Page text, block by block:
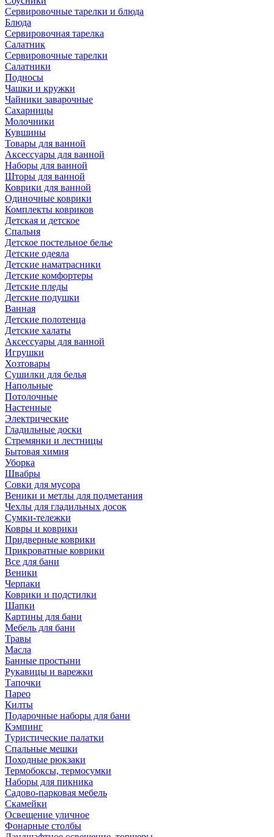
Сервировочные тарелки и блюда
Блюда
Сервировочная тарелка
Салатник
Сервировочные тарелки
Салатники
Подносы
Чашки и кружки
Чайники заварочные
Сахарницы
Молочники
Кувшины
Товары для ванной
Аксессуары для ванной
Наборы для ванной
Шторы для ванной
Коврики для ванной
Одиночные коврики
Комплекты ковриков
Детская и детское
Спальня
Детское постельное белье
Детские одеяла
Детские наматрасники
Детские комфортеры
Детские пледы
Детские подушки
Ванная
Детские полотенца
Детские халаты
Аксессуары для ванной
Игрушки
Хозтовары
Сушилки для белья
Напольные
Потолочные
Настенные
Электрические
Гладильные доски
Стремянки и лестницы
Бытовая химия
Уборка
Швабры
Совки для мусора
Веники и метлы для подметания
Чехлы для гладильных досок
Сумки-тележки
Ковры и коврики
Придверные коврики
Прикроватные коврики
Все для бани
Веники
Черпаки
Коврики и подстилки
Шапки
Картины для бани
Мебель для бани
Травы
Масла
Банные простыни
Рукавицы и варежки
Тапочки
Парео
Килты
Подарочные наборы для бани
Кэмпинг
Туристические палатки
Спальные мешки
Походные рюкзаки
Термобоксы, термосумки
Наборы для пикника
Садово-парковая мебель
Скамейки
Освещение уличное
Фонарные столбы